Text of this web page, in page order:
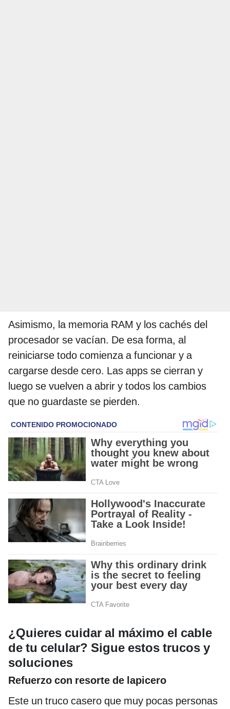
Asimismo, la memoria RAM y los cachés del
procesador se vacían. De esa forma, al
reiniciarse todo comienza a funcionar y a
cargarse desde cero. Las apps se cierran y
luego se vuelven a abrir y todos los cambios
que no guardaste se pierden.
¿Quieres cuidar al máximo el cable
de tu celular? Sigue estos trucos y
soluciones
Refuerzo con resorte de lapicero
Este un truco casero que muy pocas personas